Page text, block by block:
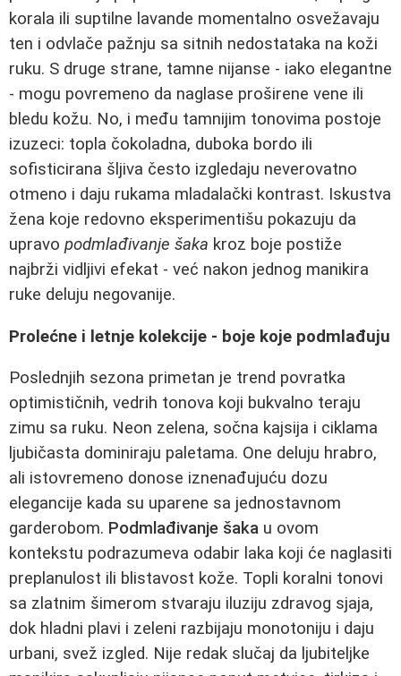
korala ili suptilne lavande momentalno osvežavaju
ten i odvlače pažnju sa sitnih nedostataka na koži
ruku. S druge strane, tamne nijanse - iako elegantne
- mogu povremeno da naglase proširene vene ili
bledu kožu. No, i među tamnijim tonovima postoje
izuzeci: topla čokoladna, duboka bordo ili
sofisticirana šljiva često izgledaju neverovatno
otmeno i daju rukama mladalački kontrast. Iskustva
žena koje redovno eksperimentišu pokazuju da
upravo podmlađivanje šaka kroz boje postiže
najbrži vidljivi efekat - već nakon jednog manikira
ruke deluju negovanije.
Prolećne i letnje kolekcije - boje koje podmlađuju
Poslednjih sezona primetan je trend povratka
optimističnih, vedrih tonova koji bukvalno teraju
zimu sa ruku. Neon zelena, sočna kajsija i ciklama
ljubičasta dominiraju paletama. One deluju hrabro,
ali istovremeno donose iznenađujuću dozu
elegancije kada su uparene sa jednostavnom
garderobom. Podmlađivanje šaka u ovom
kontekstu podrazumeva odabir laka koji će naglasiti
preplanulost ili blistavost kože. Topli koralni tonovi
sa zlatnim šimerom stvaraju iluziju zdravog sjaja,
dok hladni plavi i zeleni razbijaju monotoniju i daju
urbani, svež izgled. Nije redak slučaj da ljubiteljke